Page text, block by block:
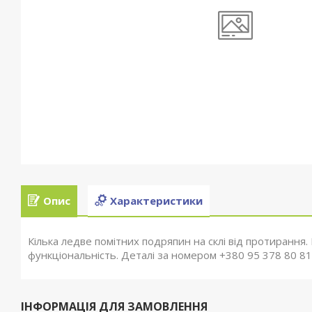
Опис Характеристики
Кілька ледве помітних подряпин на склі від
функціональність. Деталі за номером +380 95 378 80 81
ІНФОРМАЦІЯ ДЛЯ ЗАМОВЛЕННЯ